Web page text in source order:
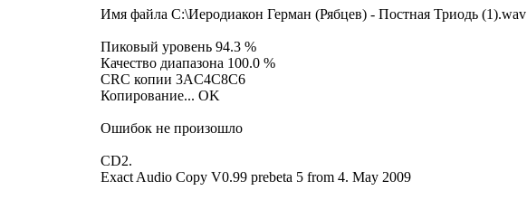
Имя файла C:\Иеродиакон Герман (Рябцев) - Постная Триодь (1).wav
Пиковый уровень 94.3 %
Качество диапазона 100.0 %
CRC копии 3AC4C8C6
Копирование... OK
Ошибок не произошло
CD2.
Exact Audio Copy V0.99 prebeta 5 from 4. May 2009